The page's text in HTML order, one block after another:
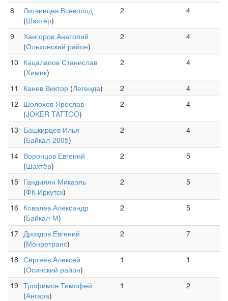
8
Литвинцев Всеволод
(Шахтёр)
2 4
9
Хангоров Анатолий
(Ольхонский район)
2 4
10 Кацалапов Станислав
(Химик)
2 4
11 Канев Виктор (Легенда) 2
4
12 Шолохов Ярослав
(JOKER TATTOO)
2 4
13 Башкирцев Илья
(Байкал-2005)
2 4
14 Воронцов Евгений
(Шахтёр)
2 5
15 Гандилян Микаэль
(ФК Иркутск)
2 5
16 Ковалев Александр
(Байкал-М)
2 5
17 Дроздов Евгений
(Монретранс)
2 7
18 Сергеев Алексей
(Осинский район)
1 1
19 Трофимов Тимофей
(Ангара)
1 2